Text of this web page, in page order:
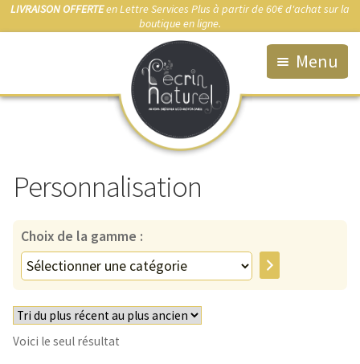
LIVRAISON OFFERTEen Lettre Services Plus à partir de 60€ d'achat sur la
boutique en ligne.
Menu
Accueil
La Boutique
Qui suis-je ?
Démarche éco-responsable
Bijou sur-mesure
Marchés & Points de vente
Personnalisation
Choix de la gamme :
Sélectionner
une
catégorie
Voici le seul résultat